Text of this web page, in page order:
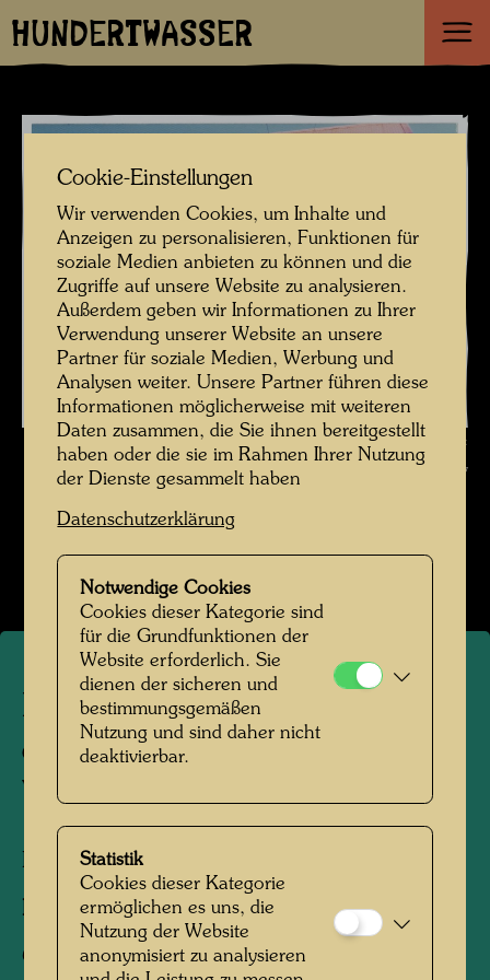
HUNDERTWASSER
Hundertwasser Werke vor dem Farmhaus im Kaurinui Valley , Fotograf:
Unbekannt Unknown © Hundertwasser Archiv
Hundertwasser in Kaurinui Valley
Bildergalerie öffnen
Hundertwasser Werke vor
dem Farmhaus im Kaurinui
Valley
Kaurinui Valley, Neuseeland, 1975
Fotograf:Unbekannt Unknown
Copyright:Hundertwasser Archiv
Cookie-Einstellungen
Wir verwenden Cookies, um Inhalte und
Anzeigen zu personalisieren, Funktionen für
soziale Medien anbieten zu können und die
Zugriffe auf unsere Website zu analysieren.
Außerdem geben wir Informationen zu Ihrer
Verwendung unserer Website an unsere
Partner für soziale Medien, Werbung und
Analysen weiter. Unsere Partner führen diese
Informationen möglicherweise mit weiteren
Daten zusammen, die Sie ihnen bereitgestellt
haben oder die sie im Rahmen Ihrer Nutzung
der Dienste gesammelt haben
Datenschutzerklärung
Notwendige Cookies
Cookies dieser Kategorie sind
für die Grundfunktionen der
Website erforderlich. Sie
dienen der sicheren und
bestimmungsgemäßen
Nutzung und sind daher nicht
deaktivierbar.
Statistik
Cookies dieser Kategorie
ermöglichen es uns, die
Nutzung der Website
anonymisiert zu analysieren